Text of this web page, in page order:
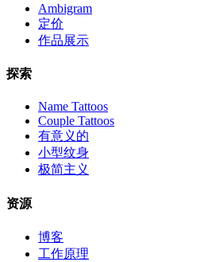
Ambigram
定价
作品展示
探索
Name Tattoos
Couple Tattoos
有意义的
小型纹身
极简主义
资源
博客
工作原理